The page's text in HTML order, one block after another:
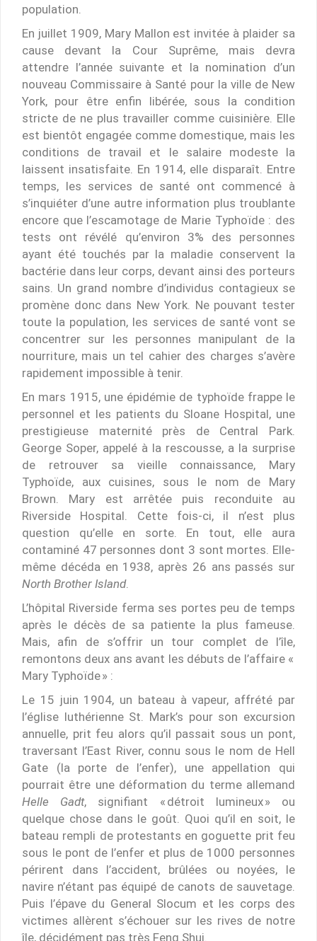
population.
En juillet 1909, Mary Mallon est invitée à plaider sa
cause devant la Cour Suprême, mais devra
attendre l’année suivante et la nomination d’un
nouveau Commissaire à Santé pour la ville de New
York, pour être enfin libérée, sous la condition
stricte de ne plus travailler comme cuisinière. Elle
est bientôt engagée comme domestique, mais les
conditions de travail et le salaire modeste la
laissent insatisfaite. En 1914, elle disparaît. Entre
temps, les services de santé ont commencé à
s’inquiéter d’une autre information plus troublante
encore que l’escamotage de Marie Typhoïde : des
tests ont révélé qu’environ 3% des personnes
ayant été touchés par la maladie conservent la
bactérie dans leur corps, devant ainsi des porteurs
sains. Un grand nombre d’individus contagieux se
promène donc dans New York. Ne pouvant tester
toute la population, les services de santé vont se
concentrer sur les personnes manipulant de la
nourriture, mais un tel cahier des charges s’avère
rapidement impossible à tenir.
En mars 1915, une épidémie de typhoïde frappe le
personnel et les patients du Sloane Hospital, une
prestigieuse maternité près de Central Park.
George Soper, appelé à la rescousse, a la surprise
de retrouver sa vieille connaissance, Mary
Typhoïde, aux cuisines, sous le nom de Mary
Brown. Mary est arrêtée puis reconduite au
Riverside Hospital. Cette fois-ci, il n’est plus
question qu’elle en sorte. En tout, elle aura
contaminé 47 personnes dont 3 sont mortes. Elle-
même décéda en 1938, après 26 ans passés sur
North Brother Island.
L’hôpital Riverside ferma ses portes peu de temps
après le décès de sa patiente la plus fameuse.
Mais, afin de s’offrir un tour complet de l’île,
remontons deux ans avant les débuts de l’affaire «
Mary Typhoïde » :
Le 15 juin 1904, un bateau à vapeur, affrété par
l’église luthérienne St. Mark’s pour son excursion
annuelle, prit feu alors qu’il passait sous un pont,
traversant l’East River, connu sous le nom de Hell
Gate (la porte de l’enfer), une appellation qui
pourrait être une déformation du terme allemand
Helle Gadt, signifiant « détroit lumineux » ou
quelque chose dans le goût. Quoi qu’il en soit, le
bateau rempli de protestants en goguette prit feu
sous le pont de l’enfer et plus de 1000 personnes
périrent dans l’accident, brûlées ou noyées, le
navire n’étant pas équipé de canots de sauvetage.
Puis l’épave du General Slocum et les corps des
victimes allèrent s’échouer sur les rives de notre
île, décidément pas très Feng Shui.